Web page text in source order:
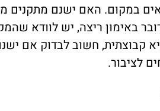
במקום. האם ישנם מתקנים
באימון ריצה, יש לוודא
קבוצתית, חשוב לבדוק אם
לציבור.